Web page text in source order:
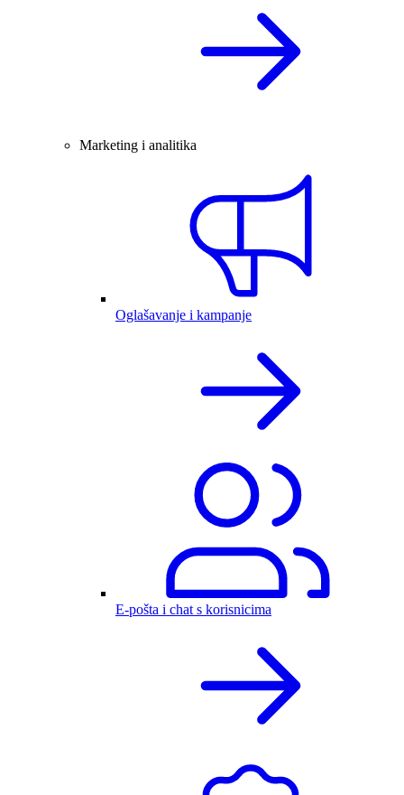
Marketing i analitika
Oglašavanje i kampanje
E-pošta i chat s korisnicima